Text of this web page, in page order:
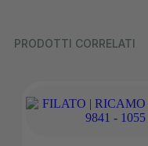
PRODOTTI CORRELATI